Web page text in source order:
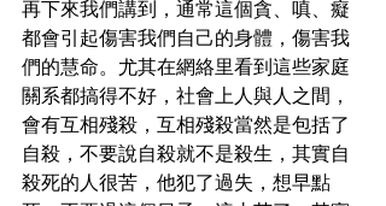
再下來我們講到，通常這個貪、嗔、癡
都會引起傷害我們自己的身體，傷害我
們的慧命。尤其在網絡里看到這些家庭
關系都搞得不好，社會上人與人之間，
會有互相殘殺，互相殘殺當然是包括了
自殺，不要說自殺就不是殺生，其實自
殺死的人很苦，他犯了過失，想早點